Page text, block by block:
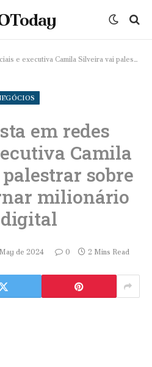
Silveira vai palestrar sobre como se tornar milionário no digital
em redes
Camila
sobre
milionário
de 2024 0 2 Mins Read